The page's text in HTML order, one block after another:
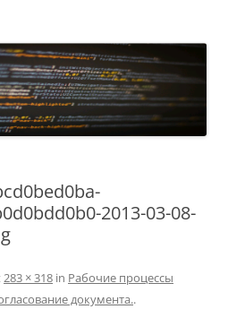
2013-03-08-
283 × 318 in Рабочие процессы
документа..